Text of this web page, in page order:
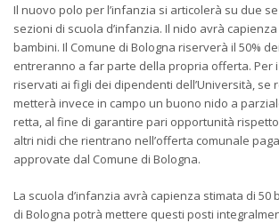
Il nuovo polo per l’infanzia si articolerà su due
sezioni di scuola d’infanzia. Il nido avrà
bambini. Il Comune di Bologna riserverà il 50%
entreranno a far parte della propria offerta. Per
riservati ai figli dei dipendenti dell’Università, se
metterà invece in campo un buono nido a
retta, al fine di garantire pari opportunità
altri nidi che rientrano nell’offerta comunale
approvate dal Comune di Bologna.
La scuola d’infanzia avrà capienza stimata di 50
di Bologna potrà mettere questi posti